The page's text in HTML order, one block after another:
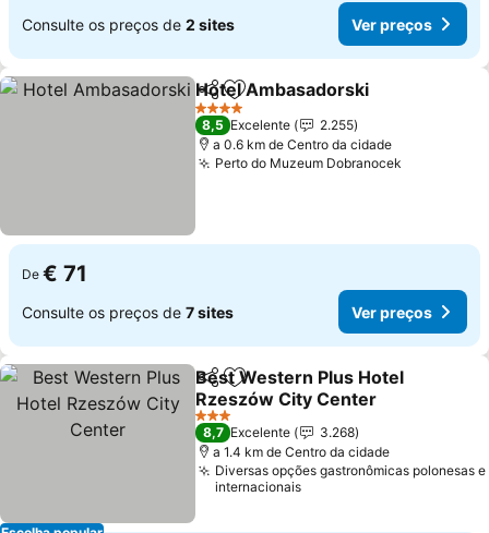
Consulte os preços de 2 sites Ver preços
PartilharAdicionar aos favoritos
Hotel Ambasadorski
4 Estrelas
8,5 Excelente
2.255
a 0.6 km de Centro da cidade
Perto do Muzeum Dobranocek
De € 71
Consulte os preços de 7 sites Ver preços
PartilharAdicionar aos favoritos
Best Western Plus Hotel
Rzeszów City Center
Ver preços
3 Estrelas
8,7 Excelente
3.268
a 1.4 km de Centro da cidade
Diversas opções gastronômicas polonesas e
internacionais